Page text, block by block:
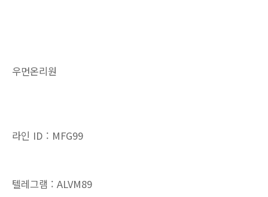
우먼온리원
라인 ID : MFG99
텔레그램 : ALVM89